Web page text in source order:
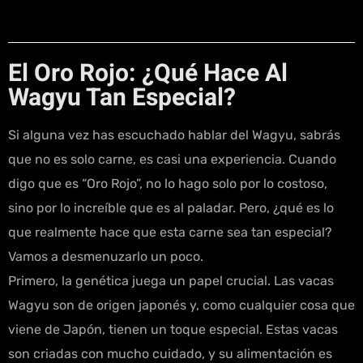
El Oro Rojo: ¿Qué Hace Al
Wagyu Tan Especial?
Si alguna vez has escuchado hablar del Wagyu, sabrás
que no es solo carne, es casi una experiencia. Cuando
digo que es “Oro Rojo”, no lo hago solo por lo costoso,
sino por lo increíble que es al paladar. Pero, ¿qué es lo
que realmente hace que esta carne sea tan especial?
Vamos a desmenuzarlo un poco.
Primero, la genética juega un papel crucial. Las vacas
Wagyu son de origen japonés y, como cualquier cosa que
viene de Japón, tienen un toque especial. Estas vacas
son criadas con mucho cuidado, y su alimentación es